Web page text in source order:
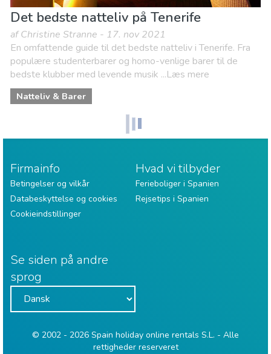
Det bedste natteliv på Tenerife
af Christine Stranne - 17. nov 2021
En omfattende guide til det bedste natteliv i Tenerife. Fra
populære studenterbarer og homo-venlige barer til de
bedste klubber med levende musik ...Læs mere
Natteliv & Barer
Firmainfo
Betingelser og vilkår
Databeskyttelse og cookies
Cookieindstillinger
Hvad vi tilbyder
Ferieboliger i Spanien
Rejsetips i Spanien
Se siden på andre
sprog
© 2002 - 2026 Spain holiday online rentals S.L. - Alle
rettigheder reserveret